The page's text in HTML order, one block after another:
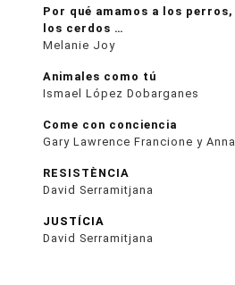
Por qué amamos a los
los cerdos …
Melanie Joy
Animales como tú
Ismael López Dobarganes
Come con conciencia
Gary Lawrence Francione y
RESISTÈNCIA
David Serramitjana
JUSTÍCIA
David Serramitjana